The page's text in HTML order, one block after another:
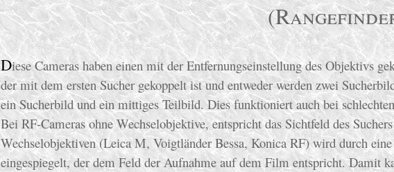
Diese Cameras haben einen mit der Entfernungseinstellung des Objektivs
der mit dem ersten Sucher gekoppelt ist und entweder werden zwei
ein Sucherbild und ein mittiges Teilbild. Dies funktioniert auch bei
Bei RF-Cameras ohne Wechselobjektive, entspricht das Sichtfeld des
Wechselobjektiven (Leica M, Voigtländer Bessa, Konica RF) wird durch
eingespiegelt, der dem Feld der Aufnahme auf dem Film entspricht. Damit